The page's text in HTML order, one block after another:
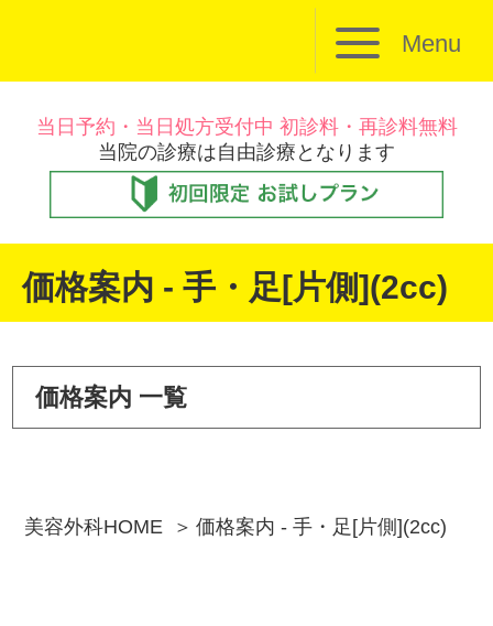
Menu
当日予約・当日処方受付中 初診料・再診料無料
当院の診療は自由診療となります
価格案内 - 手・足[片側](2cc)
価格案内 一覧
美容外科HOME 価格案内 - 手・足[片側](2cc)